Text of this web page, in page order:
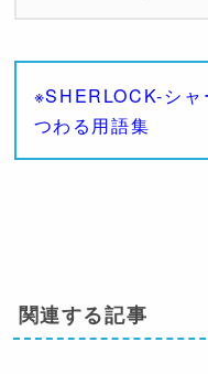
※SHERLOCK-シャ
つわる用語集
関連する記事